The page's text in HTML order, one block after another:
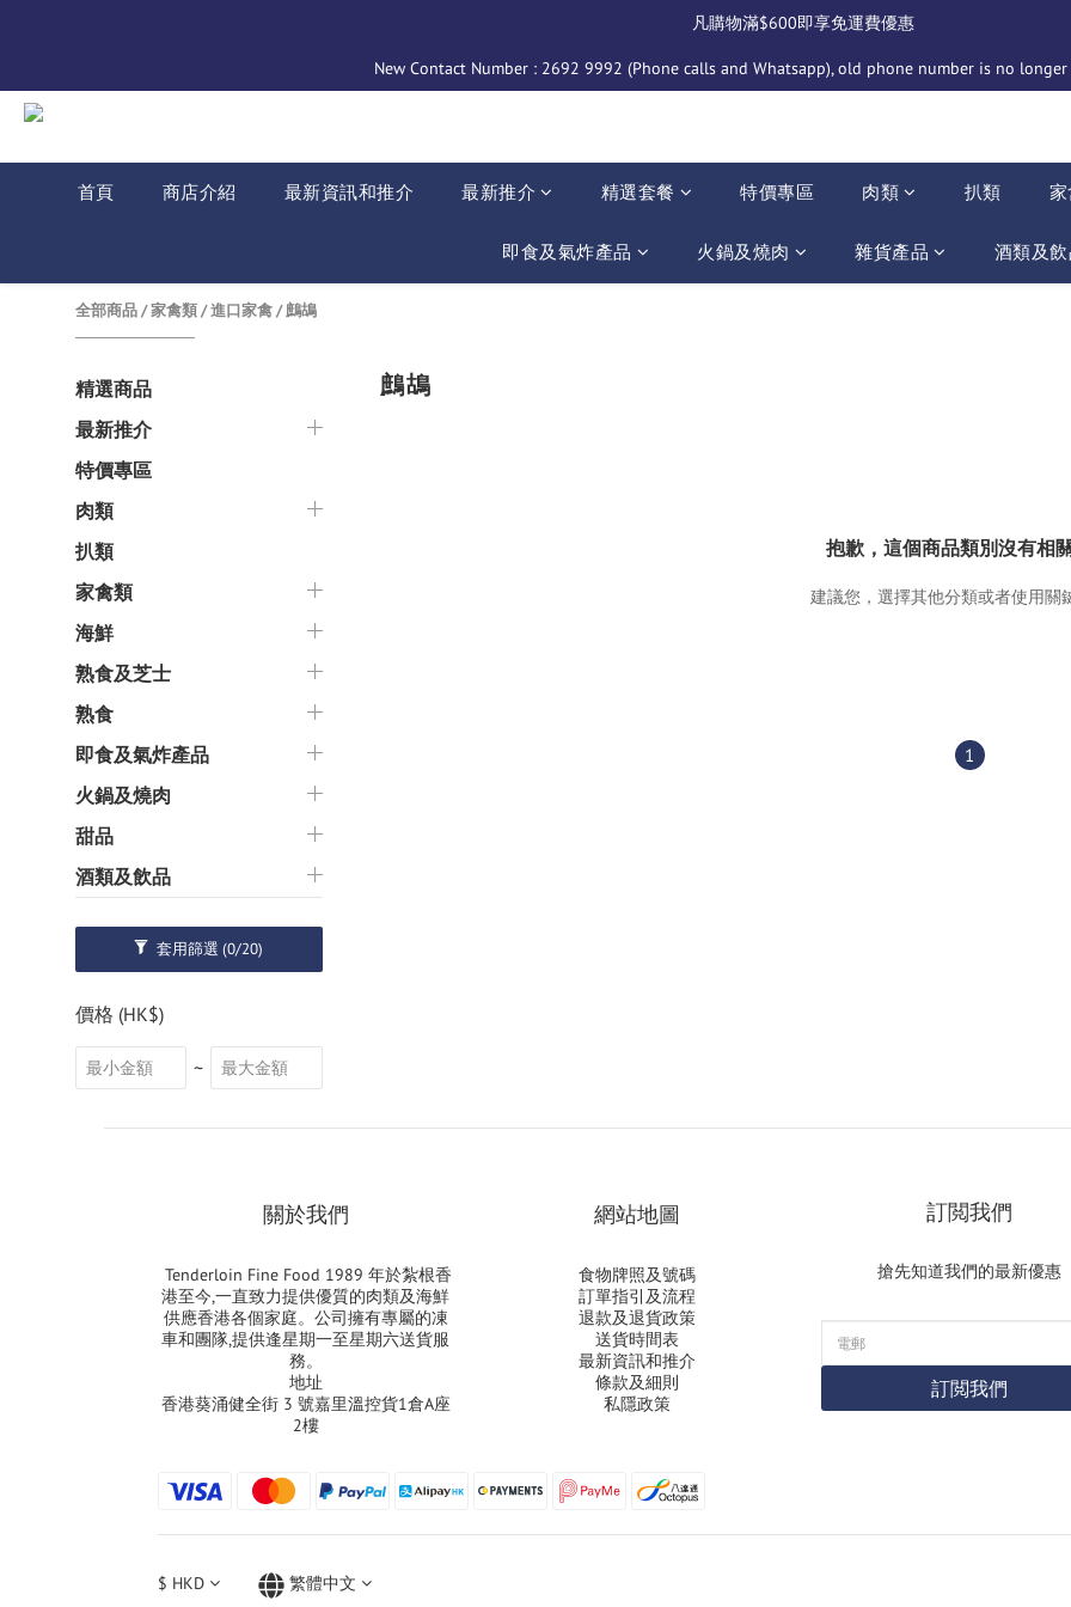
凡購物滿$600即享免運費優惠
New Contact Number : 2692 9992 (Phone calls and Whatsapp), old phone number is no
首頁 商店介紹 最新資訊和推介 最新推介 精選套餐 特價專區 肉類 扒類
即食及氣炸產品 火鍋及燒肉 雜貨產品 酒類及飲
全部商品/家禽類/進口家禽/鷓鴣
精選商品
最新推介
特價專區
肉類
扒類
家禽類
海鮮
熟食及芝士
熟食
即食及氣炸產品
火鍋及燒肉
甜品
酒類及飲品
套用篩選(0/20)
價格 (HK$)
~
鷓鴣
抱歉，這個商品類別沒有相
建議您，選擇其他分類或者使用關
1
關於我們
Tenderloin Fine Food 1989 年於紮根香
港至今,一直致力提供優質的肉類及海鮮
供應香港各個家庭。公司擁有專屬的凍
車和團隊,提供逢星期一至星期六送貨服
務。
地址
香港葵涌健全街 3 號嘉里溫控貨1倉A座
2樓
網站地圖
食物牌照及號碼
訂單指引及流程
退款及退貨政策
送貨時間表
最新資訊和推介
條款及細則
私隱政策
訂閲我們
搶先知道我們的最新優惠
訂閲我們
$ HKD 繁體中文